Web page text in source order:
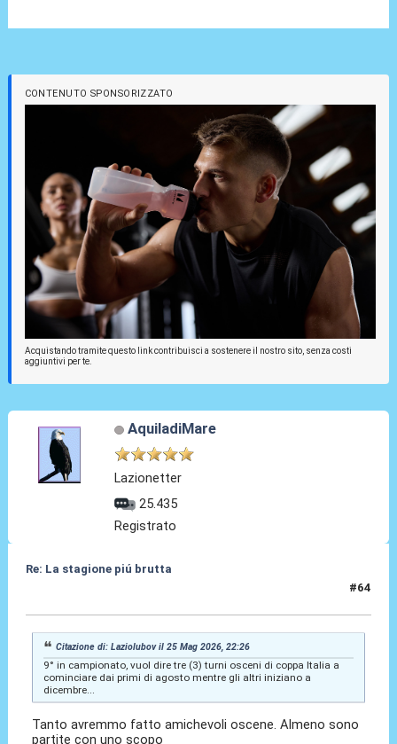
CONTENUTO SPONSORIZZATO
Acquistando tramite questo link contribuisci a sostenere il nostro sito, senza costi
aggiuntivi per te.
AquiladiMare
Lazionetter
25.435
Registrato
Re: La stagione piú brutta
#64
Citazione di: Laziolubov il 25 Mag 2026, 22:26
9° in campionato, vuol dire tre (3) turni osceni di coppa Italia a
cominciare dai primi di agosto mentre gli altri iniziano a
dicembre...
Tanto avremmo fatto amichevoli oscene. Almeno sono
partite con uno scopo